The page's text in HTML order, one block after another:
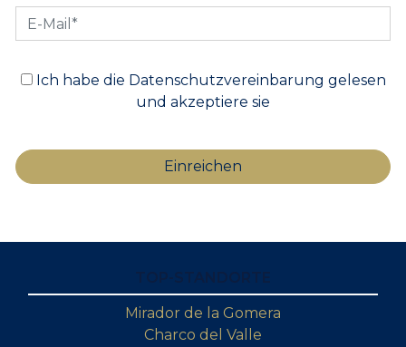
Ich habe die Datenschutzvereinbarung gelesen
und akzeptiere sie
Mirador de la Gomera
Charco del Valle